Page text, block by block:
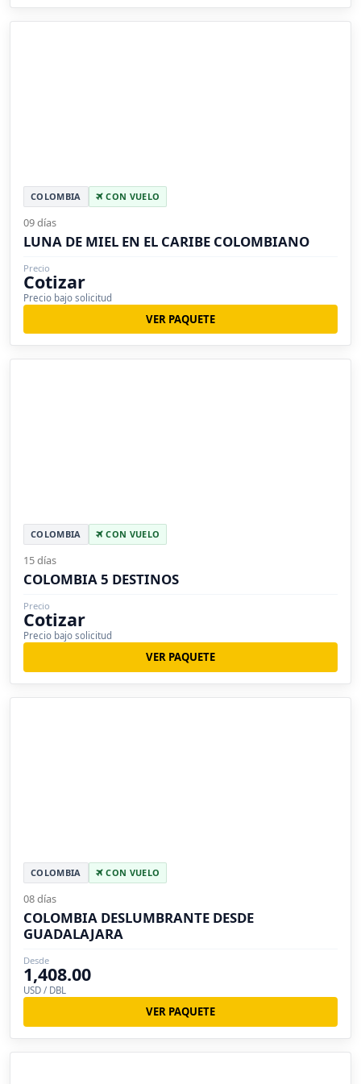
COLOMBIA CON VUELO
09 días
LUNA DE MIEL EN EL CARIBE COLOMBIANO
Precio
Cotizar
Precio bajo solicitud
VER PAQUETE
COLOMBIA CON VUELO
15 días
COLOMBIA 5 DESTINOS
Precio
Cotizar
Precio bajo solicitud
VER PAQUETE
COLOMBIA CON VUELO
08 días
COLOMBIA DESLUMBRANTE DESDE
GUADALAJARA
Desde
1,408.00
USD / DBL
VER PAQUETE